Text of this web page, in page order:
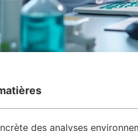
des analyses